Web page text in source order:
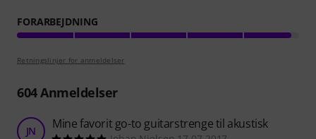
FORARBEJDNING
Retningslinjer for anmeldelser
604Anmeldelser
JN Mine favorit go-to guitarstrenge til akustisk